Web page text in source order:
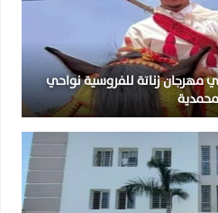
مهرجان زناتة للفروسية نواحي